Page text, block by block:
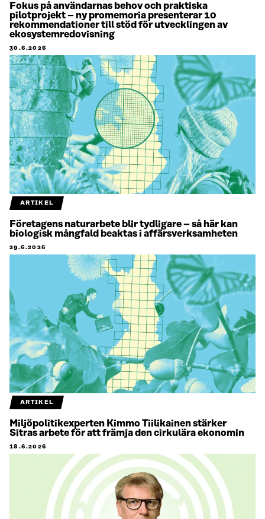
Fokus på användarnas behov och praktiska
pilotprojekt – ny promemoria presenterar 10
rekommendationer till stöd för utvecklingen av
ekosystemredovisning
30.6.2026
ARTIKEL
Företagens naturarbete blir tydligare – så här kan
biologisk mångfald beaktas i affärsverksamheten
29.6.2026
ARTIKEL
Miljöpolitikexperten Kimmo Tiilikainen stärker
Sitras arbete för att främja den cirkulära ekonomin
18.6.2026